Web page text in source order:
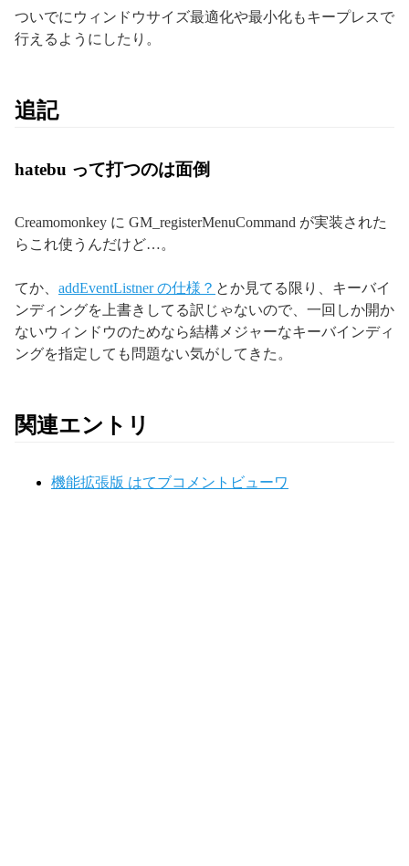
ついでにウィンドウサイズ最適化や最小化もキープレスで
行えるようにしたり。
追記
hatebu って打つのは面倒
Creamomonkey に GM_registerMenuCommand が実装された
らこれ使うんだけど…。
てか、 addEventListner の仕様？ とか見てる限り、キーバイ
ンディングを上書きしてる訳じゃないので、一回しか開か
ないウィンドウのためなら結構メジャーなキーバインディ
ングを指定しても問題ない気がしてきた。
関連エントリ
機能拡張版 はてブコメントビューワ